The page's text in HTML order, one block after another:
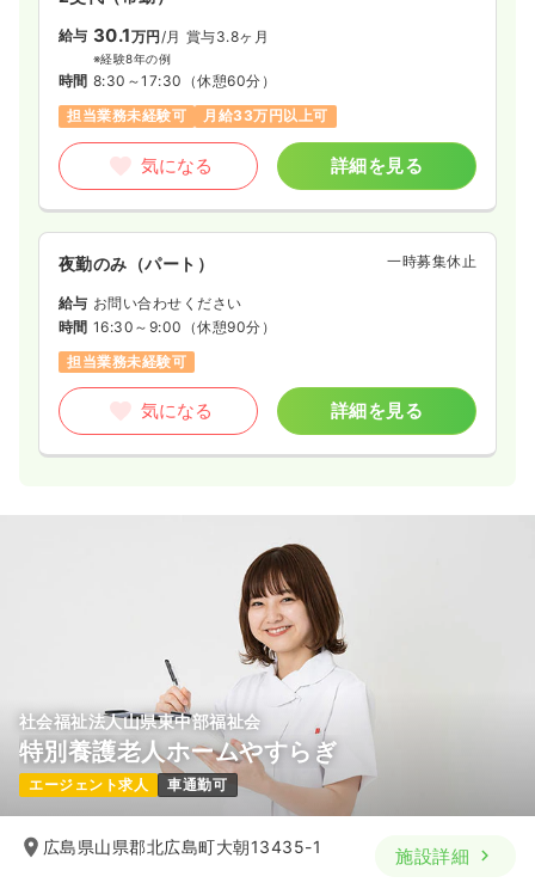
給与 30.1万円/月 賞与3.8ヶ月
※経験8年の例
時間 8:30～17:30 （休憩60分）
担当業務未経験可
月給33万円以上可
気になる 詳細を見る
夜勤のみ（パート） 一時募集休止
給与 お問い合わせください
時間 16:30～9:00 （休憩90分）
担当業務未経験可
気になる 詳細を見る
社会福祉法人山県東中部福祉会
特別養護老人ホームやすらぎ
エージェント求人 車通勤可
広島県山県郡北広島町大朝13435-1 施設詳細